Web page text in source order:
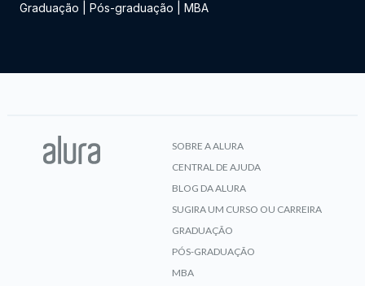
Graduação Pós-graduação MBA
SOBRE A ALURA
CENTRAL DE AJUDA
BLOG DA ALURA
SUGIRA UM CURSO OU CARREIRA
GRADUAÇÃO
PÓS-GRADUAÇÃO
MBA